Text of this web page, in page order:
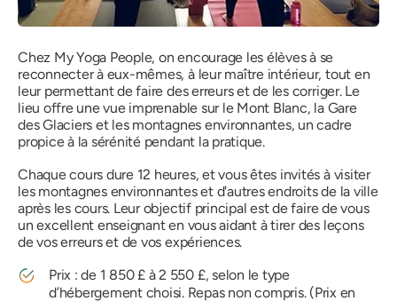
Chez My Yoga People, on encourage les élèves à se
reconnecter à eux-mêmes, à leur maître intérieur, tout en
leur permettant de faire des erreurs et de les corriger. Le
lieu offre une vue imprenable sur le Mont Blanc, la Gare
des Glaciers et les montagnes environnantes, un cadre
propice à la sérénité pendant la pratique.
Chaque cours dure 12 heures, et vous êtes invités à visiter
les montagnes environnantes et d'autres endroits de la ville
après les cours. Leur objectif principal est de faire de vous
un excellent enseignant en vous aidant à tirer des leçons
de vos erreurs et de vos expériences.
Prix : de 1 850 £ à 2 550 £, selon le type
d’hébergement choisi. Repas non compris. (Prix en